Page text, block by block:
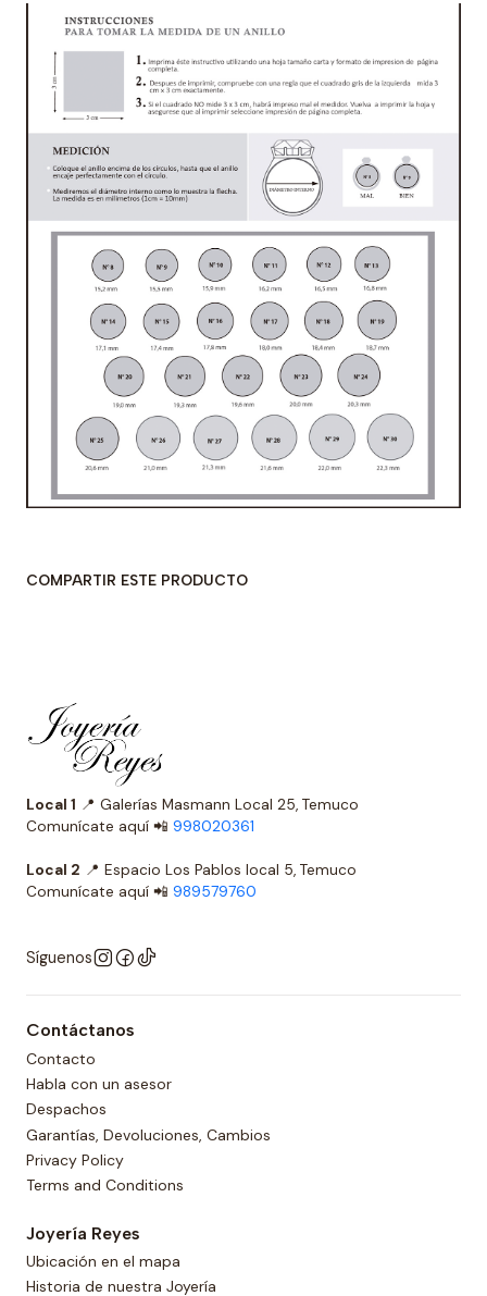
COMPARTIR ESTE PRODUCTO
Local 1 📍 Galerías Masmann Local 25, Temuco
Comunícate aquí 📲 998020361
Local 2 📍 Espacio Los Pablos local 5, Temuco
Comunícate aquí 📲 989579760
Síguenos
Contáctanos
Contacto
Habla con un asesor
Despachos
Garantías, Devoluciones, Cambios
Privacy Policy
Terms and Conditions
Joyería Reyes
Ubicación en el mapa
Historia de nuestra Joyería